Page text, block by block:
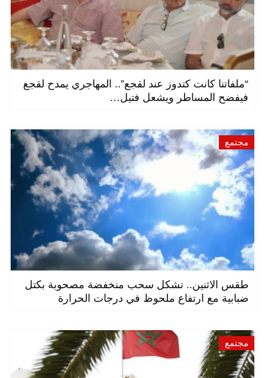
“ملفاتنا كانت كتدوز عند لقجع”.. المهاجري يمدح لقجع
فيفضح المساطر ويشعل فتيل…
مجتمع
طقس الاثنين.. تشكل سحب منخفضة مصحوبة بكتل
ضبابية مع ارتفاع ملحوظ في درجات الحرارة
مجتمع